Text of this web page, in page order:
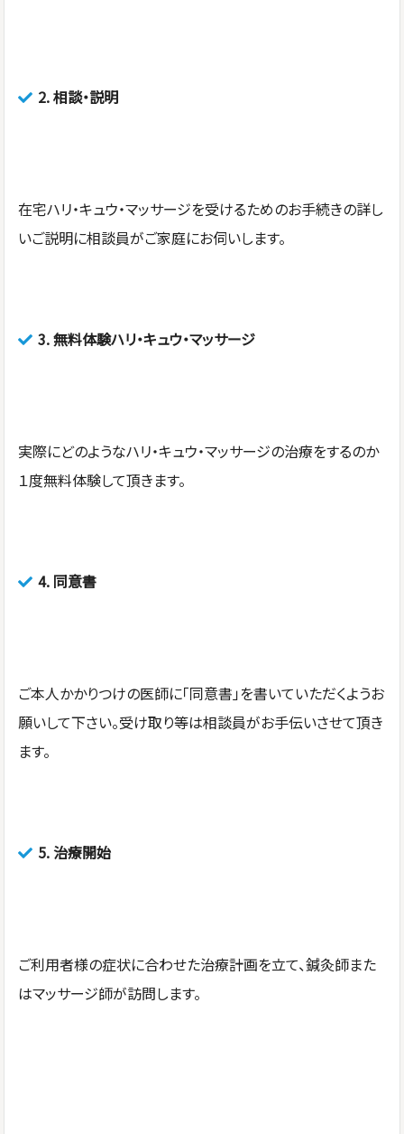
2.相談・説明
在宅ハリ・キュウ・マッサージを受けるためのお手続きの詳し
いご説明に相談員がご家庭にお伺いします。
3.無料体験ハリ・キュウ・マッサージ
実際にどのようなハリ・キュウ・マッサージの治療をするのか
１度無料体験して頂きます。
4. 同意書
ご本人かかりつけの医師に「同意書」を書いていただくようお
願いして下さい。受け取り等は相談員がお手伝いさせて頂き
ます。
5.治療開始
ご利用者様の症状に合わせた治療計画を立て、鍼灸師また
はマッサージ師が訪問します。